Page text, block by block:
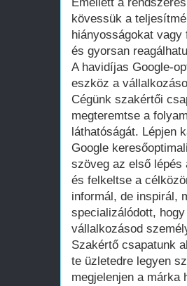
kövessük a
hiányosságokat
és gyorsan
A havidíjas Google-
eszköz a
Cégünk szakértői
megteremtse a
láthatóságát. Lépjen
Google
szöveg az első lépés
és felkeltse a
informál, de inspirál,
specializálódott,
vállalkozásod
Szakértő csapatunk
te üzletedre legyen
megjelenjen a márka